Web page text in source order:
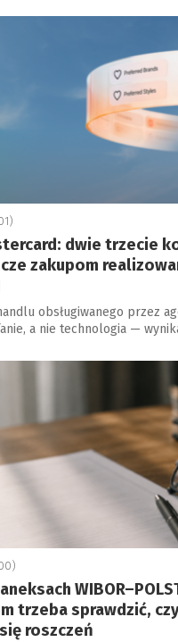
dwie trzecie
zakupom
obsługiwanego przez
a nie technologia —
trzeba sprawdzić,
roszczeń